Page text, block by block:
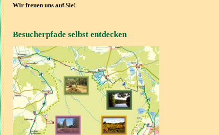
Wir freuen uns auf Sie!
Besucherpfade selbst entdecken